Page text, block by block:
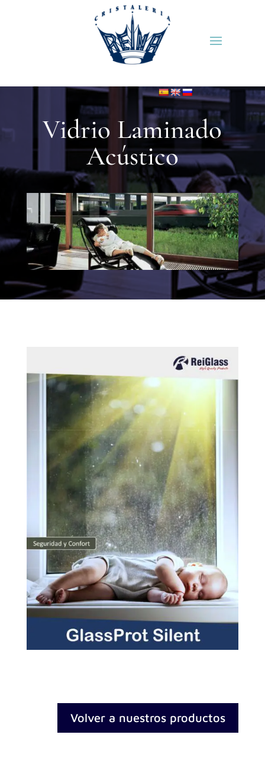
Vidrio Laminado
Acústico
Volver a nuestros productos